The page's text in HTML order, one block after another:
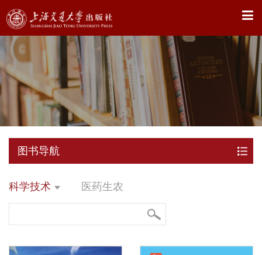
X
图书导航
科学技术 医药生农